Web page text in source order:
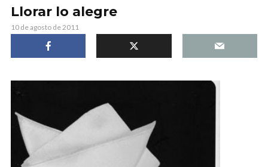
Llorar lo alegre
10 de agosto de 2011